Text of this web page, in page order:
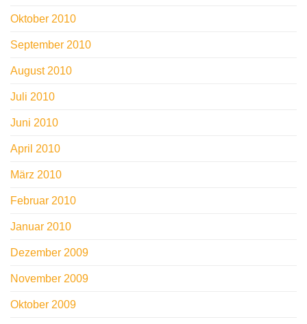
Oktober 2010
September 2010
August 2010
Juli 2010
Juni 2010
April 2010
März 2010
Februar 2010
Januar 2010
Dezember 2009
November 2009
Oktober 2009